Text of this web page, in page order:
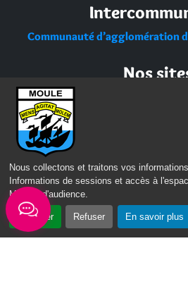
Nous collectons et traitons vos
Informations de sessions et accès à
Mesure d'audience.
Accepter Refuser En savoir plus
Communauté d’agglomération
Nos
Portail des Médiathèques